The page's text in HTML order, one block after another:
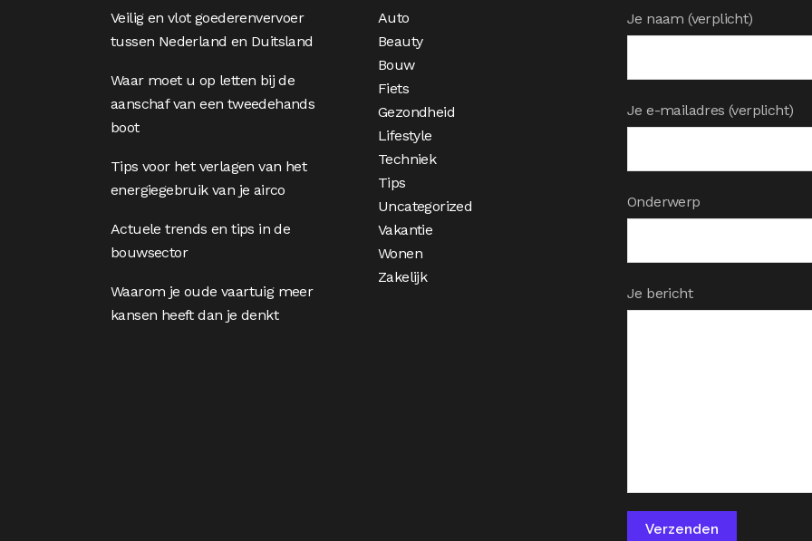
Veilig en vlot goederenvervoer
tussen Nederland en Duitsland
Waar moet u op letten bij de
aanschaf van een tweedehands
boot
Tips voor het verlagen van het
energiegebruik van je airco
Actuele trends en tips in de
bouwsector
Waarom je oude vaartuig meer
kansen heeft dan je denkt
Auto
Beauty
Bouw
Fiets
Gezondheid
Lifestyle
Techniek
Tips
Uncategorized
Vakantie
Wonen
Zakelijk
Je naam (verplicht)
Je e-mailadres (verplicht)
Onderwerp
Je bericht